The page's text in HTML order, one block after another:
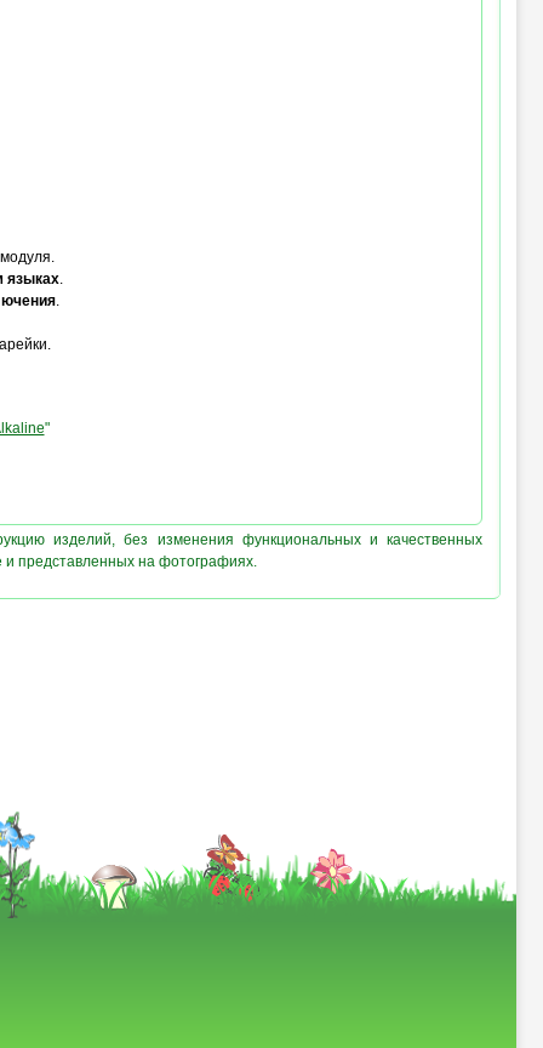
языках.
.
"
изделий, без изменения функциональных и качественных
и представленных на фотографиях.